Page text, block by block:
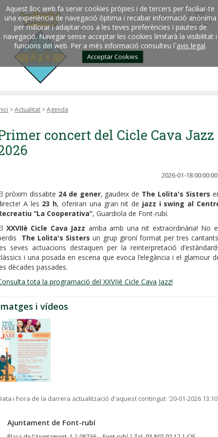
Aquest lloc web fa servir cookies pròpies i de tercers per faciliar-te
una experiència de navegació òptima i recabar informació anònima
per millorar i adaptar-nos a les teves preferències i pautes de
navegació. Navegar sense acceptar les cookies limitarà la visibilitat i
funcions del web. Per a més informació consulteu l´avis legal.
Acceptar Cookies
>Actualitat >Agenda
concert del Cicle Cava Jazz
2026-01-18 00:00:00
pròxim dissabte 24 de gener, gaudeix de The Lolita's Sisters
A les 23 h, oferiran una gran nit de jazz i swing al
“La Cooperativa”, Guardiola de Font-rubí.
XXVIIè Cicle Cava Jazz arriba amb una nit extraordinària! No
The Lolita's Sistersun grup gironí format per tres
seves actuacions destaquen per la reinterpretació
i una posada en escena que evoca l’elegància i el glamour
dècades passades.
tota la programació del XXVIIè Cicle Cava Jazz!
i vídeos
i hora de la darrera actualització d'aquest contingut: '20-01-2026 13:10
Ajuntament de Font-rubí